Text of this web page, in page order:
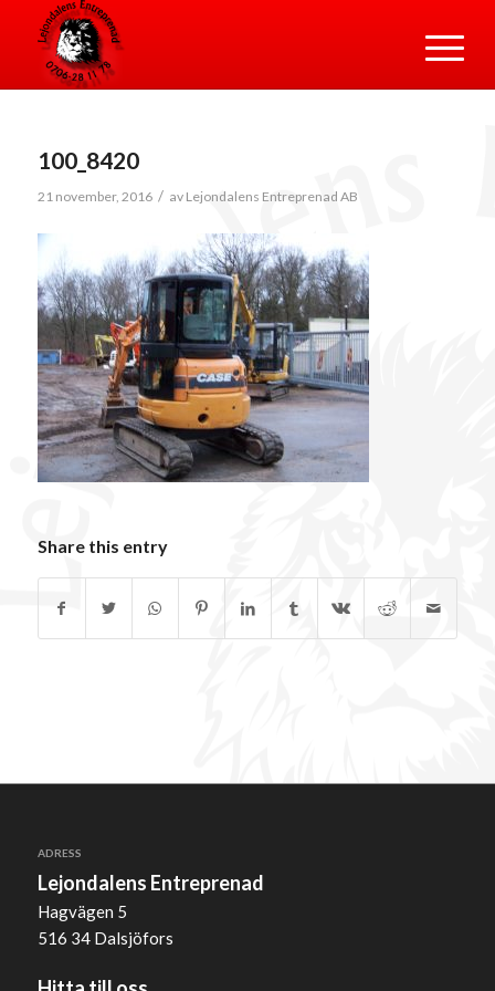
100_8420
21 november, 2016 / av Lejondalens Entreprenad AB
Share this entry
ADRESS
Lejondalens Entreprenad
Hagvägen 5
516 34 Dalsjöfors